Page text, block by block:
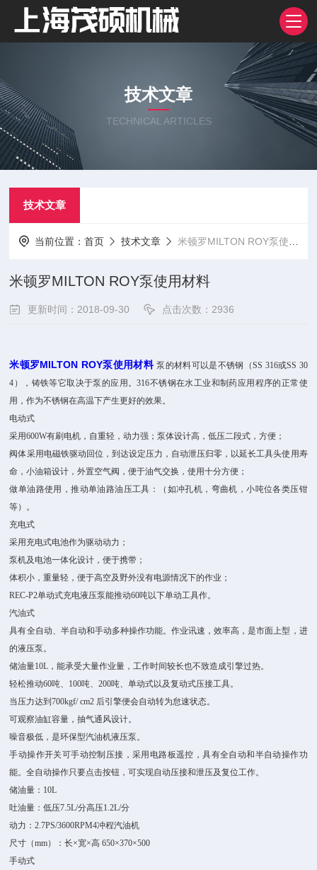
技术文章
TECHNICAL ARTICLES
技术文章
当前位置：首页 技术文章 米顿罗MILTON ROY泵使用材料
米顿罗MILTON ROY泵使用材料
更新时间：2018-09-30 点击次数：2936
米顿罗MILTON ROY泵使用材料 泵的材料可以是不锈钢（SS 316或SS 30
4），铸铁等它取决于泵的应用。316不锈钢在水工业和制药应用程序的正常使
用，作为不锈钢在高温下产生更好的效果。
电动式
采用600W有刷电机，自重轻，动力强；泵体设计高，低压二段式，方便；
阀体采用电磁铁驱动回位，到达设定压力，自动泄压归零，以延长工具头使用寿
命，小油箱设计，外置空气阀，便于油气交换，使用十分方便；
做单油路使用，推动单油路油压工具：（如冲孔机，弯曲机，小吨位各类压钳
等）。
充电式
采用充电式电池作为驱动动力；
泵机及电池一体化设计，便于携带；
体积小，重量轻，便于高空及野外没有电源情况下的作业；
REC-P2单动式充电液压泵能推动60吨以下单动工具作。
汽油式
具有全自动、半自动和手动多种操作功能。作业讯速，效率高，是市面上型，进
的液压泵。
储油量10L，能承受大量作业量，工作时间较长也不致造成引擎过热。
轻松推动60吨、100吨、200吨、单动式以及复动式压接工具。
当压力达到700kgf/ cm2 后引擎便会自动转为怠速状态。
可观察油缸容量，抽气通风设计。
噪音极低，是环保型汽油机液压泵。
手动操作开关可手动控制压接，采用电路板遥控，具有全自动和半自动操作功
能。全自动操作只要点击按钮，可实现自动压接和泄压及复位工作。
储油量：10L
吐油量：低压7.5L/分高压1.2L/分
动力：2.7PS/3600RPM4冲程汽油机
尺寸（mm）：长×宽×高 650×370×500
手动式